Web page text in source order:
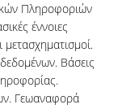
Πληροφοριών
έννοιες
Βάσεις
Γεωαναφορά